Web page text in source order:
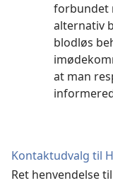
forbundet
alternativ
blodløs
at man
Kontaktudvalg til
Ret henvendelse